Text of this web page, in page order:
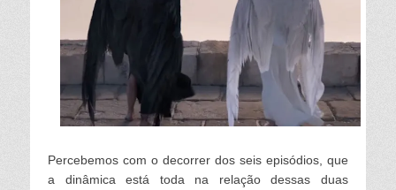
Percebemos com o decorrer dos seis episódios, que
a dinâmica está toda na relação dessas duas